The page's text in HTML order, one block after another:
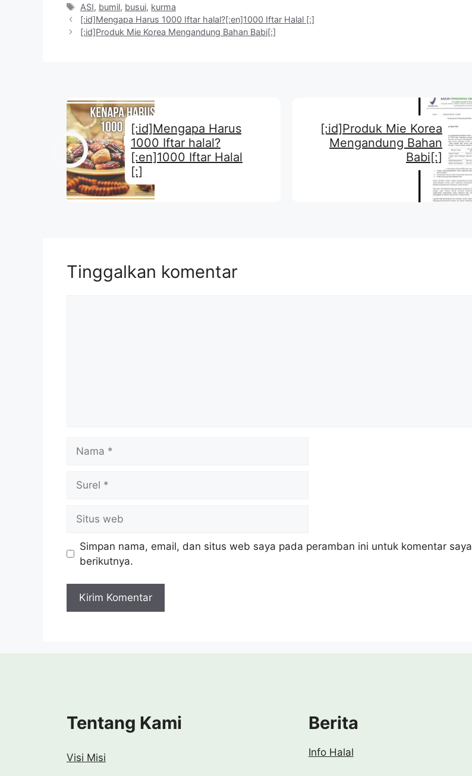
Tag
ASI, bumil, busui, kurma
[:id]Mengapa Harus 1000 Iftar halal?[:en]1000 Iftar Halal [:]
[:id]Produk Mie Korea Mengandung Bahan Babi[:]
[:id]Mengapa Harus
1000 Iftar halal?
[:en]1000 Iftar Halal
[:]
[:id]Produk Mie Korea
Mengandung Bahan
Babi[:]
Tinggalkan komentar
web
Simpan nama, email, dan situs web saya pada peramban ini untuk komentar saya
berikutnya.
Tentang Kami
Visi Misi
Berita
Info Halal